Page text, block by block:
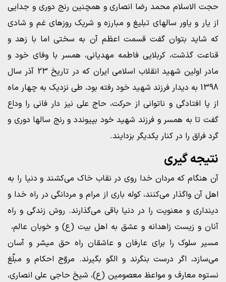
حجت الاسلام محمد رضا انصاری و همچنین رنج دوری و جدایی
از یار و یاور سالهای تبلیغ و مبارزه و شریک روزهای غم و شادی
که شاید بتوان گفت قسمت اعظم آن به سختی اما با زهد و
قناعت گذشت، کربلایی فاطمه مهدیانی، همسر با وفای خود و
مادر اولین شهید انقلاب اسلامی ایران که در تاریخ 23 آذر سال
1398 به دیدار فرزند شهید خود رفته بود، طی نزدیک به چهار ماه
از پا افتادگی و ناتوانی از حرکت، حاج علی نیز دار فانی را وداع
گفت تا به همسر و فرزند شهید خود بپیوندد و رنج سالها دوری و
گرد فراق را در کنار یکدیگر بزدایند.
نتیجه گیری
آن هنگام که مردان خدا روی در نقاب خاک می‌کشند و دنیا را به
اهل آن واگذار می‌کنند، کوله باری از مرام و مردانگی در راه خدا و
دینداری و معنویت را در دنیا باقی می‌گذارند. روش زندگی و راه
آنان و زیست زاهدانه و عشق به اهل بیت (ع) و خوبان عالم،
مسیر سلوک را برای عارفان و عاشقان راه حق میسّر و آسان
می‌سازد، اگر درست بنگرند و الگو بگیرند. مروّج احکام و مبلّغ
نستوه معارف و مواعظ معصومین (ع)، شیخ حاجی علی انصاری،